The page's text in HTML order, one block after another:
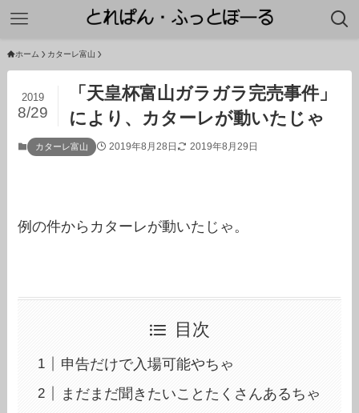
ホーム カターレ富山
「天皇杯富山ガラガラ完売事件」
により、カターレが動いたじゃ
2019
8/29
カターレ富山 2019年8月28日 2019年8月29日
例の件からカターレが動いたじゃ。
目次
申告だけで入場可能やちゃ
まだまだ聞きたいことたくさんあるちゃ